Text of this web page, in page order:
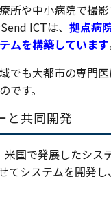
所や中小病院で撮
ICTは、 拠点病
ムを構築しています
でも大都市の専門
です。
と共同開発
国で発展したシス
てシステムを開発